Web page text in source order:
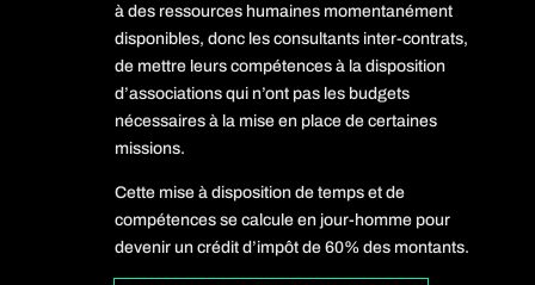
à des ressources humaines momentanément
disponibles, donc les consultants inter-contrats,
de mettre leurs compétences à la disposition
d’associations qui n’ont pas les budgets
nécessaires à la mise en place de certaines
missions.
Cette mise à disposition de temps et de
compétences se calcule en jour-homme pour
devenir un crédit d’impôt de 60% des montants.